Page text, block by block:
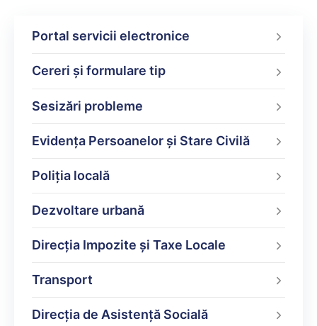
Portal servicii electronice
Cereri și formulare tip
Sesizări probleme
Evidența Persoanelor și Stare Civilă
Poliţia locală
Dezvoltare urbană
Direcţia Impozite şi Taxe Locale
Transport
Direcția de Asistență Socială